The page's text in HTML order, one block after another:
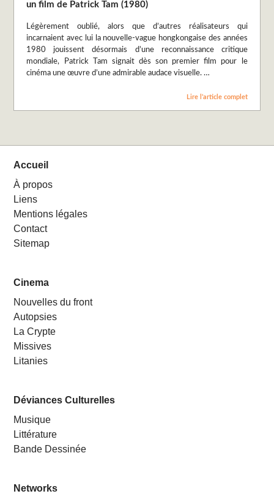
un film de Patrick Tam (1980)
Légèrement oublié, alors que d’autres réalisateurs qui
incarnaient avec lui la nouvelle-vague hongkongaise des années
1980 jouissent désormais d’une reconnaissance critique
mondiale, Patrick Tam signait dès son premier film pour le
cinéma une œuvre d’une admirable audace visuelle. …
Lire l’article complet
Accueil
À propos
Liens
Mentions légales
Contact
Sitemap
Cinema
Nouvelles du front
Autopsies
La Crypte
Missives
Litanies
Déviances Culturelles
Musique
Littérature
Bande Dessinée
Networks